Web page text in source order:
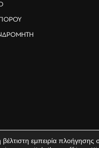
εμπειρία πλοήγησης